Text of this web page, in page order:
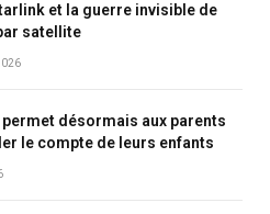
et la guerre invisible de
satellite
permet désormais aux parents
le compte de leurs enfants